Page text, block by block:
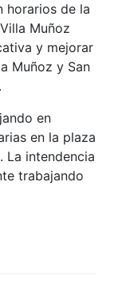
horarios de la
Muñoz
y mejorar
Muñoz y San
en
en la plaza
La intendencia
trabajando